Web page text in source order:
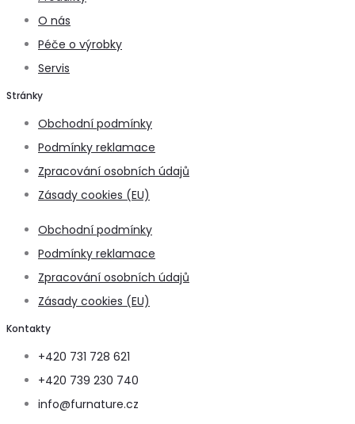
O nás
Péče o výrobky
Servis
Stránky
Obchodní podmínky
Podmínky reklamace
Zpracování osobních údajů
Zásady cookies (EU)
Obchodní podmínky
Podmínky reklamace
Zpracování osobních údajů
Zásady cookies (EU)
Kontakty
+420 731 728 621
+420 739 230 740
info@furnature.cz